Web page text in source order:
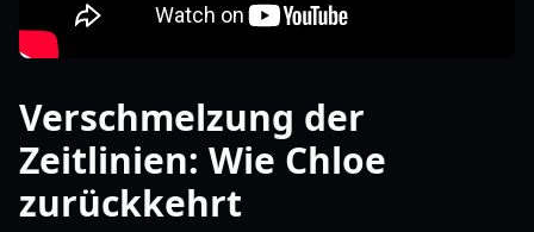
Verschmelzung der
Zeitlinien: Wie Chloe
zurückkehrt